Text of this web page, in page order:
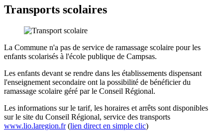
Transports scolaires
La Commune n'a pas de service de ramassage scolaire pour les
enfants scolarisés à l'école publique de Campsas.
Les enfants devant se rendre dans les établissements dispensant
l'enseignement secondaire ont la possibilité de bénéficier du
ramassage scolaire géré par le Conseil Régional.
Les informations sur le tarif, les horaires et arrêts sont disponibles
sur le site du Conseil Régional, service des transports
www.lio.laregion.fr(lien direct en simple clic)